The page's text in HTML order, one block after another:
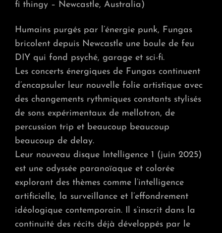
fi thingy – Newcastle, Australia)
Humains purgés par l’énergie punk, Fungas
bricolent depuis Newcastle une boule de feu
DIY qui fond psyché, garage et sci-fi.
Les concerts énergiques de Fungas continuent
d’encapsuler leur nouvelle folie artistique avec
des changements rythmiques constants stylisés
de sons expérimentaux de mellotron, de
percussion trip et beaucoup beaucoup
beaucoup de delay.
Leur nouveau disque Intelligence 1 (juin 2025)
est une odyssée paranoïaque et colorée
explorant des thèmes comme l’intelligence
artificielle, la surveillance et l’effondrement
idéologique contemporain. Il s’inscrit dans la
continuité des récits déjà développés par le